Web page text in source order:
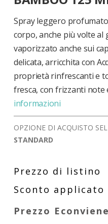
Spray leggero
corpo, anche più volte al
vaporizzato anche sui
delicata, arricchita con
proprietà rinfrescanti e
fresca, con frizzanti note
informazioni
OPZIONE DI ACQUISTO
STANDARD